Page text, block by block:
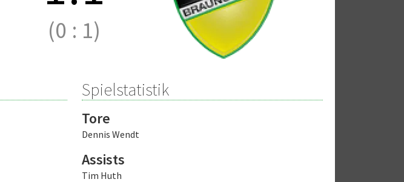
(0 : 1)
Spielstatistik
Tore
Dennis Wendt
Assists
Tim Huth